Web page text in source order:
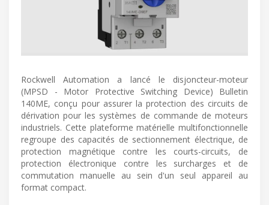
Rockwell Automation a lancé le disjoncteur-moteur
(MPSD - Motor Protective Switching Device) Bulletin
140ME, conçu pour assurer la protection des circuits de
dérivation pour les systèmes de commande de moteurs
industriels. Cette plateforme matérielle multifonctionnelle
regroupe des capacités de sectionnement électrique, de
protection magnétique contre les courts-circuits, de
protection électronique contre les surcharges et de
commutation manuelle au sein d'un seul appareil au
format compact.